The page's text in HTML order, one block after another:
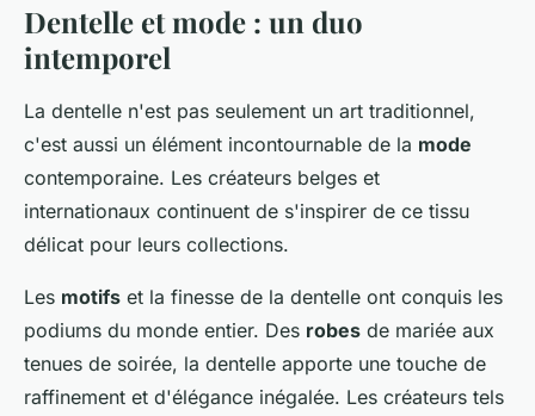
Dentelle et mode : un duo
intemporel
La dentelle n'est pas seulement un art traditionnel,
c'est aussi un élément incontournable de la mode
contemporaine. Les créateurs belges et
internationaux continuent de s'inspirer de ce tissu
délicat pour leurs collections.
Les motifs et la finesse de la dentelle ont conquis les
podiums du monde entier. Des robes de mariée aux
tenues de soirée, la dentelle apporte une touche de
raffinement et d'élégance inégalée. Les créateurs tels